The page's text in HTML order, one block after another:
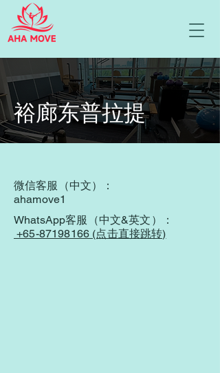
​裕廊东普拉提
​微信客服（中文）：
ahamove1
WhatsApp客服（中文&英文）：
+65-87198166 (点击直接跳转)